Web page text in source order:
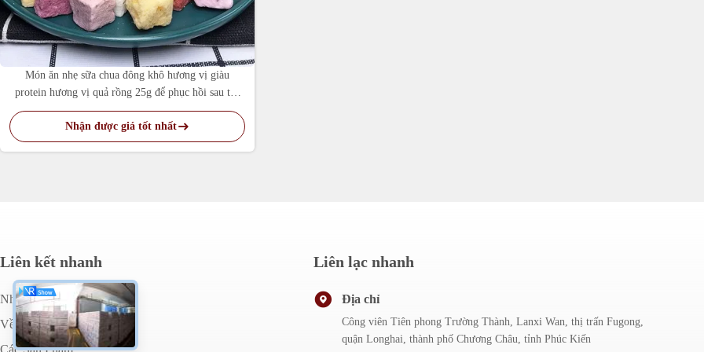
Món ăn nhẹ sữa chua đông khô hương vị giàu
protein hương vị quả rồng 25g để phục hồi sau tập
luyện"
Nhận được giá tốt nhất
Liên kết nhanh
Nhà
Về Chúng Tôi
Các Sản Phẩm
Liên lạc nhanh
Địa chỉ
Công viên Tiên phong Trường Thành, Lanxi Wan, thị trấn Fugong,
quận Longhai, thành phố Chương Châu, tỉnh Phúc Kiến